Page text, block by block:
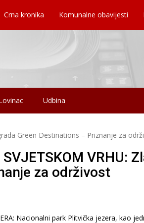
Crna kronika Komunalne obavijesti
Udbina
Green Destinations – Priznanje za
VRHU:
za održivost
Nacionalni park Plitvička jezera, kao